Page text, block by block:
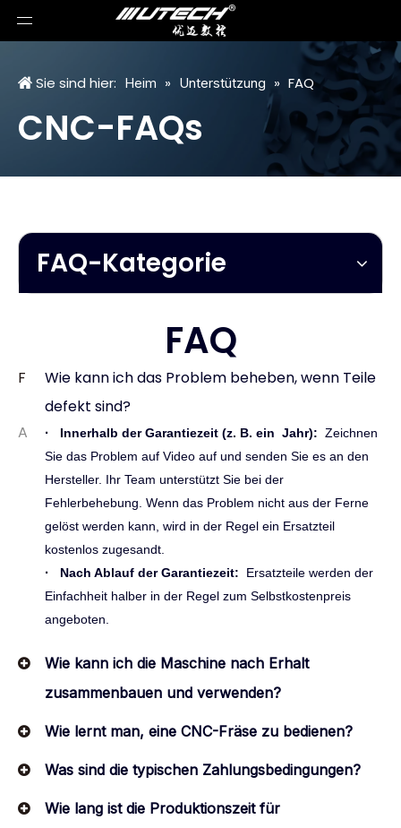
Sie sind hier: Heim » Unterstützung » FAQ
CNC-FAQs
FAQ-Kategorie
FAQ
F
Wie kann ich das Problem beheben, wenn Teile
defekt sind?
A
· Innerhalb der Garantiezeit (z. B. ein Jahr): Zeichnen
Sie das Problem auf Video auf und senden Sie es an den
Hersteller. Ihr Team unterstützt Sie bei der
Fehlerbehebung. Wenn das Problem nicht aus der Ferne
gelöst werden kann, wird in der Regel ein Ersatzteil
kostenlos zugesandt.
· Nach Ablauf der Garantiezeit:
Ersatzteile werden der
Einfachheit halber in der Regel zum Selbstkostenpreis
angeboten.
Wie kann ich die Maschine nach Erhalt
zusammenbauen und verwenden?
Wie lernt man, eine CNC-Fräse zu bedienen?
Was sind die typischen Zahlungsbedingungen?
Wie lang ist die Produktionszeit für